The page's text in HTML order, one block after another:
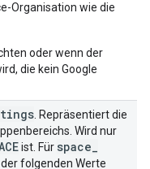
Organisation wie die
oder wenn der
die kein Google
. Repräsentiert die
Wird nur
ist. Für space
folgenden Werte